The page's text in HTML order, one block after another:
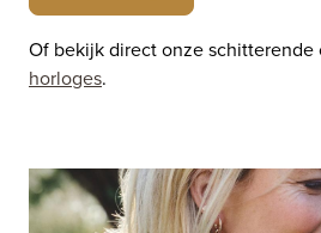
Of bekijk direct onze
horloges.